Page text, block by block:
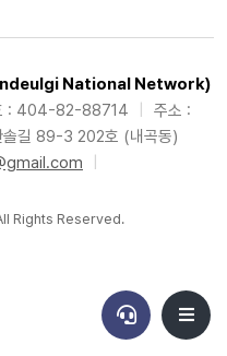
National Network)
: 404-82-88714
주소 :
솔길 89-3 202호 (내곡동)
Rights Reserved.